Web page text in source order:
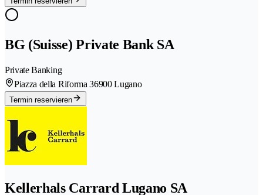
BG (Suisse) Private Bank SA
Private Banking
Piazza della Riforma 36900 Lugano
Termin reservieren
Kellerhals Carrard Lugano SA